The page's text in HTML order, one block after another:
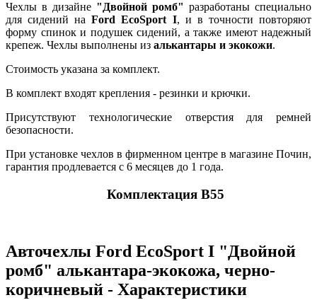
Чехлы в дизайне "Двойной ромб" разработаны специально
для сидений наFord EcoSport I, и в точности повторяют
форму спинок и подушек сидений, а также имеют надежный
крепеж. Чехлы выполнены из алькантары и экокожи.
Стоимость указана за комплект.
В комплект входят крепления - резинки и крючки.
Присутствуют технологические отверстия для ремней
безопасности.
При установке чехлов в фирменном центре в магазине Почин,
гарантия продлевается с 6 месяцев до 1 года.
Комплектация В55
Авточехлы Ford EcoSport I "Двойной
ромб" алькантара-экокожа, черно-
коричневый - Характеристики